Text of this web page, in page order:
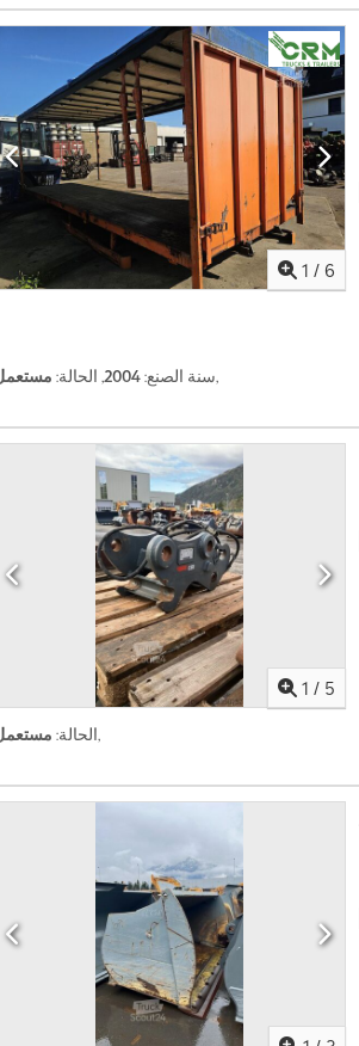
1 / 6
سنة الصنع:2004, الحالة: ,
1 / 5
الحالة:,